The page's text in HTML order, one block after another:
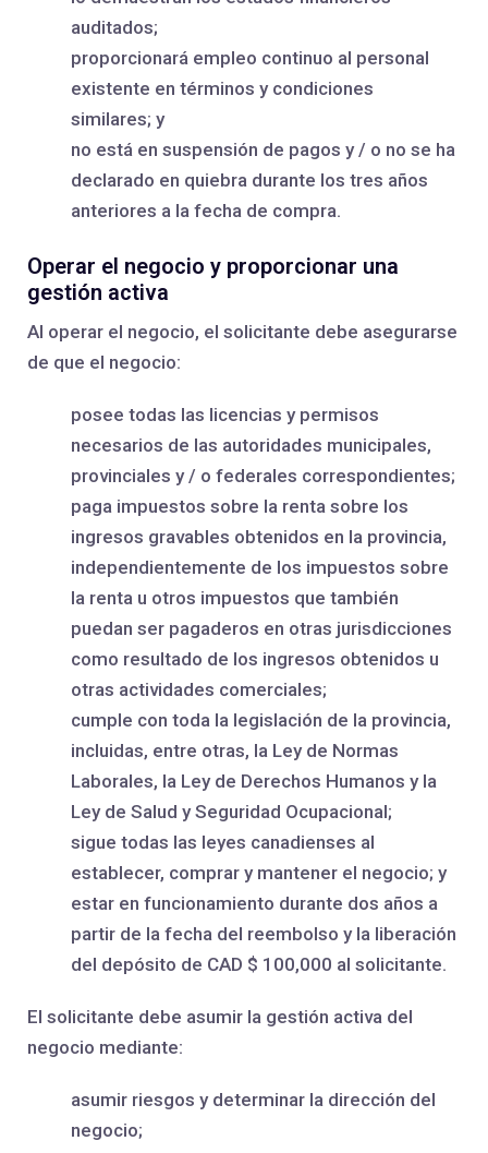
auditados;
proporcionará empleo continuo al personal
existente en términos y condiciones
similares; y
no está en suspensión de pagos y / o no se ha
declarado en quiebra durante los tres años
anteriores a la fecha de compra.
Operar el negocio y proporcionar una
gestión activa
Al operar el negocio, el solicitante debe asegurarse
de que el negocio:
posee todas las licencias y permisos
necesarios de las autoridades municipales,
provinciales y / o federales correspondientes;
paga impuestos sobre la renta sobre los
ingresos gravables obtenidos en la provincia,
independientemente de los impuestos sobre
la renta u otros impuestos que también
puedan ser pagaderos en otras jurisdicciones
como resultado de los ingresos obtenidos u
otras actividades comerciales;
cumple con toda la legislación de la provincia,
incluidas, entre otras, la Ley de Normas
Laborales, la Ley de Derechos Humanos y la
Ley de Salud y Seguridad Ocupacional;
sigue todas las leyes canadienses al
establecer, comprar y mantener el negocio; y
estar en funcionamiento durante dos años a
partir de la fecha del reembolso y la liberación
del depósito de CAD $ 100,000 al solicitante.
El solicitante debe asumir la gestión activa del
negocio mediante:
asumir riesgos y determinar la dirección del
negocio;